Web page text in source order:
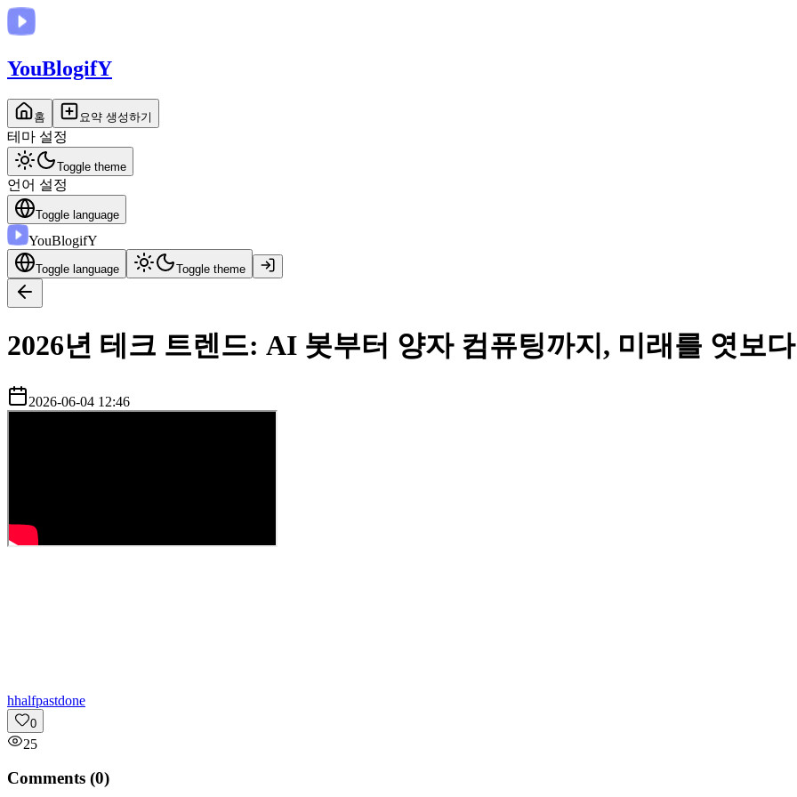
YouBlogifY
홈 요약 생성하기
테마 설정
Toggle theme
언어 설정
Toggle language
YouBlogifY
Toggle language Toggle theme
2026년 테크 트렌드: AI 봇부터 양자 컴퓨팅까지, 미래를 엿보
2026-06-04 12:46
hhalfpastdone
0
25
Comments (0)